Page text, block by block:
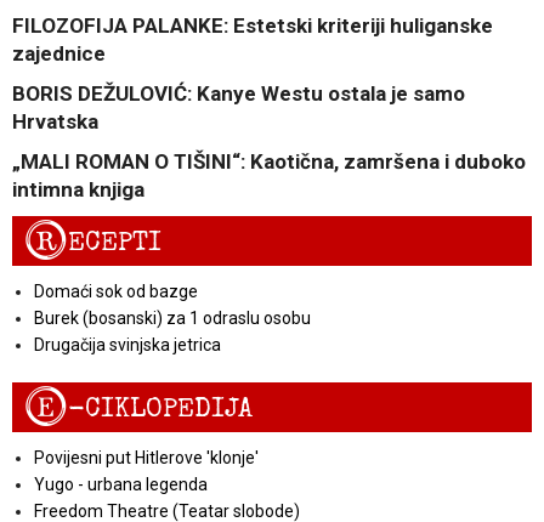
FILOZOFIJA PALANKE: Estetski kriteriji huliganske
zajednice
BORIS DEŽULOVIĆ: Kanye Westu ostala je samo
Hrvatska
„MALI ROMAN O TIŠINI“: Kaotična, zamršena i duboko
intimna knjiga
RECEPTI
Domaći sok od bazge
Burek (bosanski) za 1 odraslu osobu
Drugačija svinjska jetrica
E-CIKLOPEDIJA
Povijesni put Hitlerove 'klonje'
Yugo - urbana legenda
Freedom Theatre (Teatar slobode)